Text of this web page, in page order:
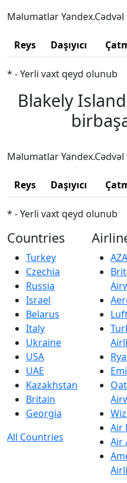
Məlumatlar
Reys Daşıyıcı
* - Yerli vaxt qeyd olunub
Blakely
Məlumatlar
Reys Daşıyıcı
* - Yerli vaxt qeyd olunub
Countries
Turkey
Czechia
Russia
Israel
Belarus
Italy
Ukraine
USA
UAE
Kazakhstan
Britain
Georgia
All Countries
Air
Air